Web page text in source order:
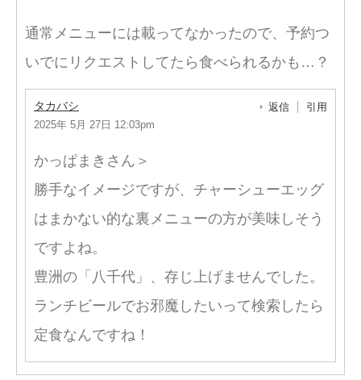
通常メニューには載ってなかったので、予約つ
いでにリクエストしてたら食べられるかも…？
タカバシ
2025年 5月 27日 12:03pm
返信 引用
かっぱまきさん＞
勝手なイメージですが、チャーシューエッグ
はまかない的な裏メニューの方が美味しそう
ですよね。
豊洲の「八千代」、存じ上げませんでした。
ランチビールでお邪魔したいって検索したら
定食なんですね！